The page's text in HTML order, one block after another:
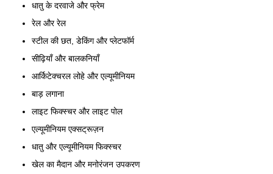
धातु के दरवाजे और फ्रेम
रेल और रेल
स्टील की छत, डेकिंग और प्लेटफॉर्म
सीढ़ियाँ और बालकनियाँ
आर्किटेक्चरल लोहे और एल्यूमीनियम
बाड़ लगाना
लाइट फिक्स्चर और लाइट पोल
एल्यूमीनियम एक्सट्रूज़न
धातु और एल्यूमीनियम फिक्स्चर
खेल का मैदान और मनोरंजन उपकरण